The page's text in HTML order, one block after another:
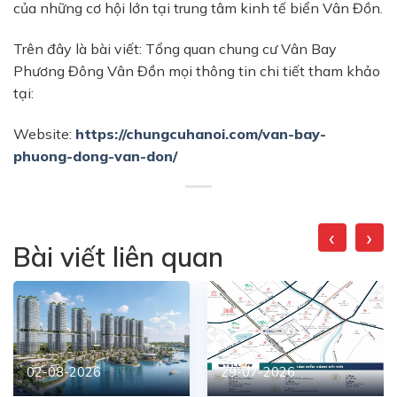
của những cơ hội lớn tại trung tâm kinh tế biển Vân Đồn.
Trên đây là bài viết: Tổng quan chung cư Vân Bay
Phương Đông Vân Đồn mọi thông tin chi tiết tham khảo
tại:
Website: https://chungcuhanoi.com/van-bay-
phuong-dong-van-don/
Bài viết liên quan
02-08-2026 29-07-2026
‹ ›